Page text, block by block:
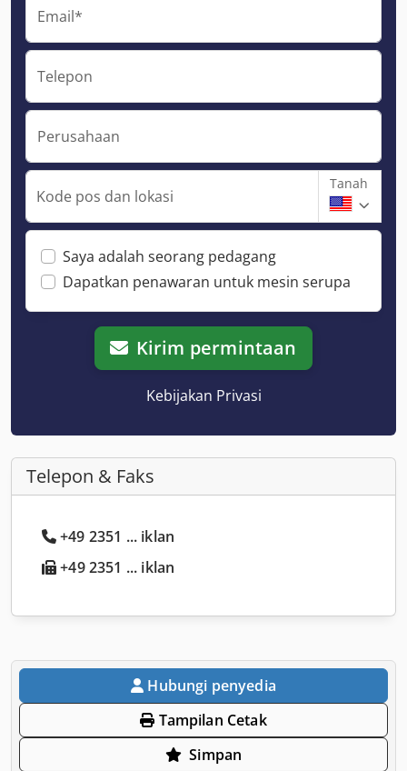
Email*
Telepon
Perusahaan
Kode pos dan lokasi
Tanah
Saya adalah seorang pedagang
Dapatkan penawaran untuk mesin serupa
Kirim permintaan
Kebijakan Privasi
Telepon & Faks
+49 2351 ... iklan
+49 2351 ... iklan
Hubungi penyedia
Tampilan Cetak
Simpan